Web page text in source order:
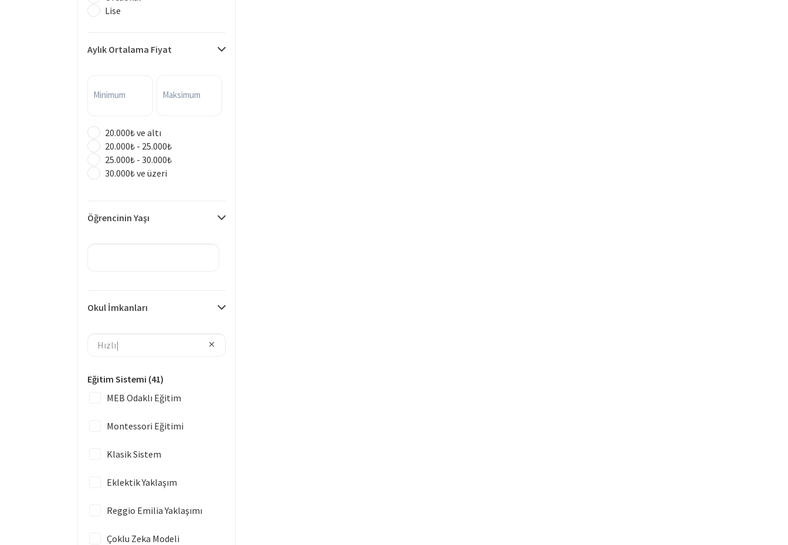
Lise
Aylık Ortalama Fiyat
Minimum Maksimum
20.000₺ ve altı
20.000₺ - 25.000₺
25.000₺ - 30.000₺
30.000₺ ve üzeri
Öğrencinin Yaşı
Okul İmkanları
Eğitim Sistemi (41)
MEB Odaklı Eğitim
Montessori Eğitimi
Klasik Sistem
Eklektik Yaklaşım
Reggio Emilia Yaklaşımı
Çoklu Zeka Modeli